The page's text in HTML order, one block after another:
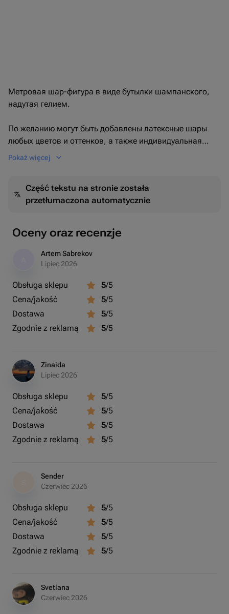
Метровая шар-фигура в виде бутылки шампанского,
надутая гелием.
По желанию могут быть добавлены латексные шары
любых цветов и оттенков, а также индивидуальная
надпись. Пиши в чат и мы создадим уникальную
Pokaż więcej
Część tekstu na stronie została
przetłumaczona automatycznie
Oceny oraz recenzje
Artem Sabrekov
Lipiec 2026
Obsługa sklepu 5/5
Cena/jakość
5/5
Dostawa
5/5
Zgodnie z reklamą
5/5
Zinaida
Lipiec 2026
Obsługa sklepu 5/5
Cena/jakość
5/5
Dostawa
5/5
Zgodnie z reklamą
5/5
Sender
Czerwiec 2026
Obsługa sklepu 5/5
Cena/jakość
5/5
Dostawa
5/5
Zgodnie z reklamą
5/5
Svetlana
Czerwiec 2026